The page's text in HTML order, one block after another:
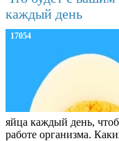
каждый день
17054
яйца каждый день,
работе организма.